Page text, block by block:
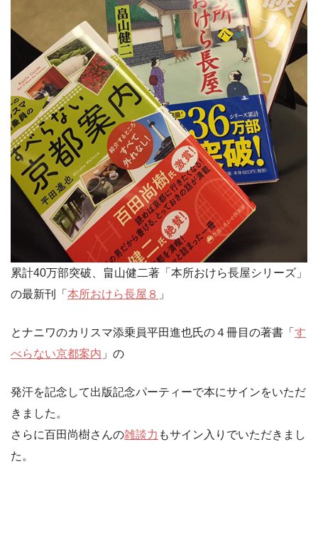
累計40万部突破、畠山健二著「本所おけら長屋シリーズ」
の最新刊「 本所おけら長屋８ 」
とナニワのカリスマ添乗員平田進也氏の４冊目の著書「 す
べらない京都案内 」の
発汗を記念して出版記念パーティーで本にサインをいただ
きました。
さらに百田尚樹さんの雑談力 もサイン入りでいただきまし
た。